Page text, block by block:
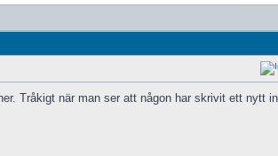
Tråkigt när man ser att någon har skrivit ett nytt